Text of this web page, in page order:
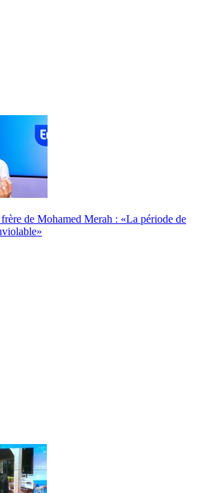
de Mohamed Merah : «La période de